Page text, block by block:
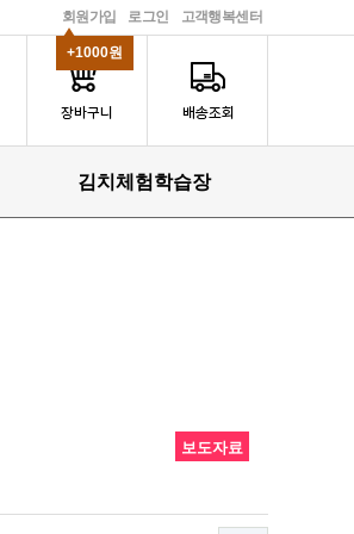
고객행복센터
로그인
회원가입
+1000원
김치체험학습장
보도자료